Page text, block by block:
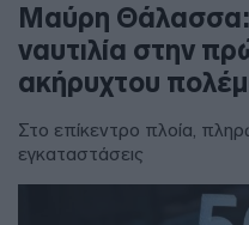
Μαύρη Θάλασσα:
ναυτιλία στην
ακήρυχτου
Στο επίκεντρο πλοία,
εγκαταστάσεις